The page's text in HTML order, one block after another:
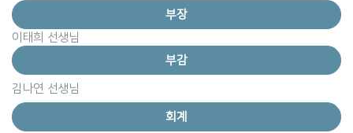
부장
이태희 선생님
부감
김나연 선생님
회계